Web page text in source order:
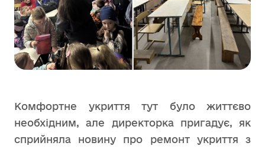
Комфортне укриття тут було життєво
необхідним, але директорка пригадує, як
сприйняла новину про ремонт укриття з